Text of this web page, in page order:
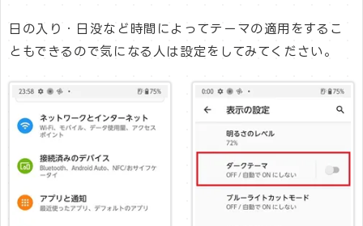
日の入り・日没など時間によってテーマの適用をするこ
ともできるので気になる人は設定をしてみてください。